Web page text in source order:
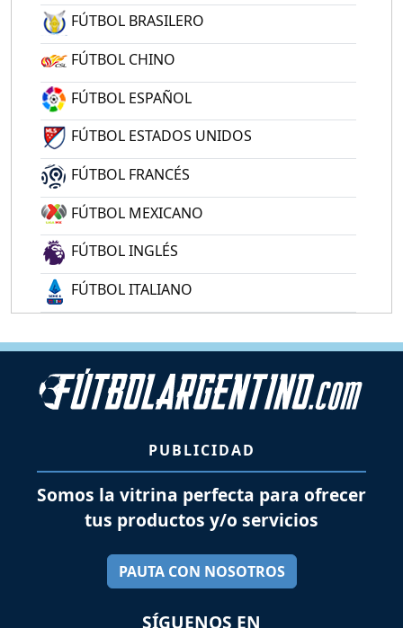
FÚTBOL BRASILERO
FÚTBOL CHINO
FÚTBOL ESPAÑOL
FÚTBOL ESTADOS UNIDOS
FÚTBOL FRANCÉS
FÚTBOL MEXICANO
FÚTBOL INGLÉS
FÚTBOL ITALIANO
PUBLICIDAD
Somos la vitrina perfecta para ofrecer
tus productos y/o servicios
PAUTA CON NOSOTROS
SÍGUENOS EN